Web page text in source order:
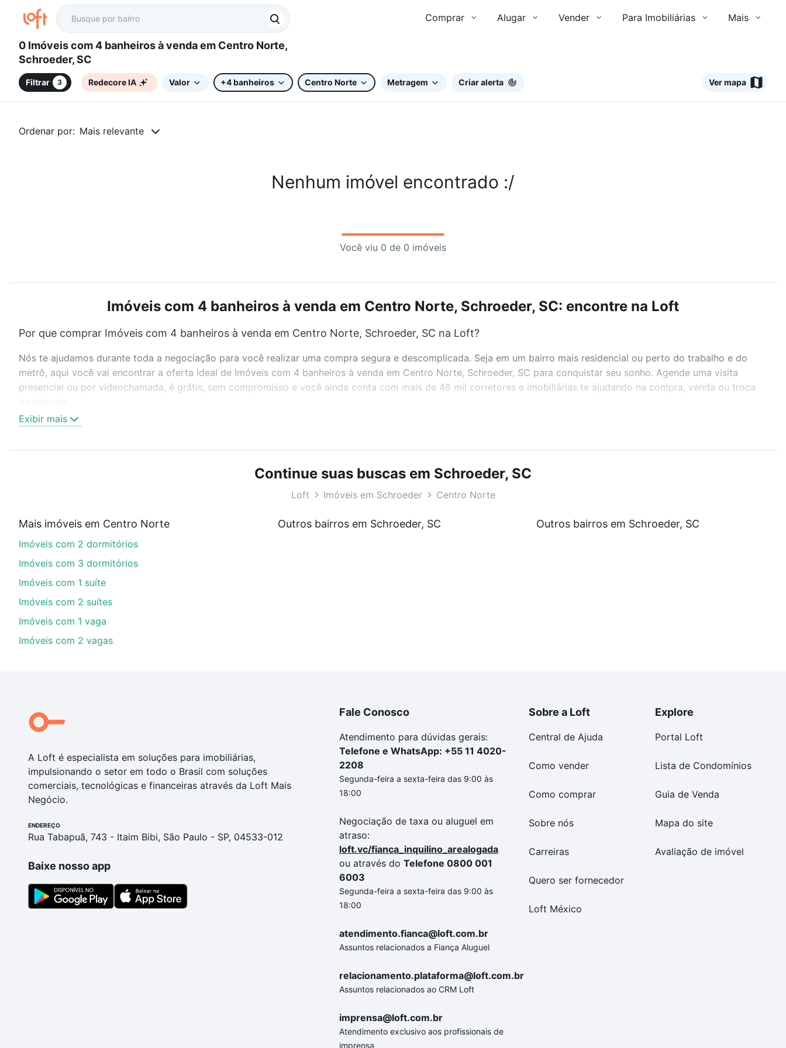
Comprar Alugar Vender Para Imobiliárias Mais
0 Imóveis com 4 banheiros à venda em Centro Norte,
Schroeder, SC
Filtrar 3 Redecore IA Valor +4 banheiros Centro Norte Metragem Criar alerta Ver mapa
Ordenar por: Mais relevante
Nenhum imóvel encontrado :/
Você viu 0 de 0 imóveis
Imóveis com 4 banheiros à venda em Centro Norte, Schroeder, SC: encontre na Loft
Por que comprar Imóveis com 4 banheiros à venda em Centro Norte, Schroeder, SC na Loft?
Nós te ajudamos durante toda a negociação para você realizar uma compra segura e descomplicada. Seja em um bairro mais residencial ou perto do trabalho e do
metrô, aqui você vai encontrar a oferta ideal de Imóveis com 4 banheiros à venda em Centro Norte, Schroeder, SC para conquistar seu sonho. Agende uma visita
presencial ou por videochamada, é grátis, sem compromisso e você ainda conta com mais de 46 mil corretores e imobiliárias te ajudando na compra, venda ou troca
Como escolher um imóvel?
Use barra de busca no topo para pesquisar por ruas, bairros e até condomínios favoritos. Você também pode usar os filtros como quantidade de quartos, suítes, com
ou sem vaga de garagem para combinar perfeitamente com o preço, metragem e comodidades, como piscina, academia, salão de festas ou área verde e encontrar
Imóveis com 4 banheiros à venda em Centro Norte, Schroeder, SC ideal para você na Loft.
Aqui na Loft temos a oferta ideal para você, com Imóveis com 4 banheiros à venda em Centro Norte, Schroeder, SC que custam a partir de R$ 0 e com nossas opções
de financiamento imobiliário as parcelas podem se adequar ao seu orçamento. Se ainda tem alguma dúvida dos custos envolvidos no processo de compra, veja em
nosso portal quanto custa comprar um apartamento
Exibir mais
Continue suas buscas em Schroeder, SC
Loft Imóveis em Schroeder Centro Norte
Mais imóveis em Centro Norte
Imóveis com 2 dormitórios
Imóveis com 3 dormitórios
Imóveis com 1 suíte
Imóveis com 2 suítes
Imóveis com 1 vaga
Imóveis com 2 vagas
Outros bairros em Schroeder, SC Outros bairros em Schroeder, SC
A Loft é especialista em soluções para imobiliárias,
impulsionando o setor em todo o Brasil com soluções
comerciais, tecnológicas e financeiras através da Loft Mais
Negócio.
ENDEREÇO
Rua Tabapuã, 743 - Itaim Bibi, São Paulo - SP, 04533-012
Baixe nosso app
Fale Conosco
Atendimento para dúvidas gerais:
Telefone e WhatsApp: +55 11 4020-
2208
Segunda-feira a sexta-feira das 9:00 às
18:00
Negociação de taxa ou aluguel em
atraso:
loft.vc/fianca_inquilino_arealogada
ou através do Telefone 0800 001
6003
Segunda-feira a sexta-feira das 9:00 às
18:00
atendimento.fianca@loft.com.br
Assuntos relacionados a Fiança Aluguel
relacionamento.plataforma@loft.com.br
Assuntos relacionados ao CRM Loft
imprensa@loft.com.br
Atendimento exclusivo aos profissionais de
imprensa
Sobre a Loft
Central de Ajuda
Como vender
Como comprar
Sobre nós
Carreiras
Quero ser fornecedor
Loft México
Explore
Portal Loft
Lista de Condomínios
Guia de Venda
Mapa do site
Avaliação de imóvel